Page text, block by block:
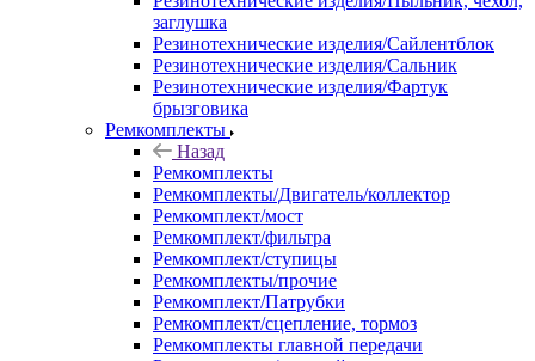
заглушка
Резинотехнические изделия/Сайлентблок
Резинотехнические изделия/Сальник
Резинотехнические изделия/Фартук
брызговика
Ремкомплекты
Назад
Ремкомплекты
Ремкомплекты/Двигатель/коллектор
Ремкомплект/мост
Ремкомплект/фильтра
Ремкомплект/ступицы
Ремкомплекты/прочие
Ремкомплект/Патрубки
Ремкомплект/сцепление, тормоз
Ремкомплекты главной передачи